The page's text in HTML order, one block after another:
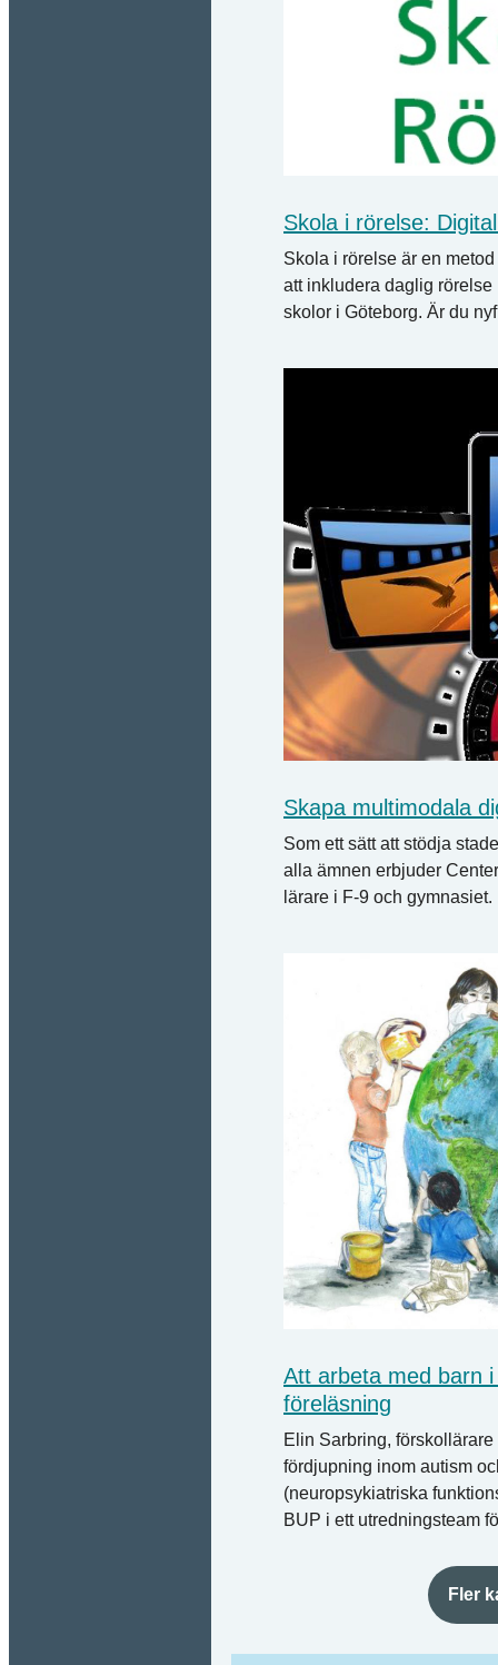
Skola i rörelse:
Skola i rörelse är en
att inkludera daglig
skolor i Göteborg. Är du
Skapa multimodala
Som ett sätt att stödja
alla ämnen erbjuder
lärare i F-9 och gymnasiet.
Att arbeta med barn
föreläsning
Elin Sarbring,
fördjupning inom autism
(neuropsykiatriska
BUP i ett utredningsteam
Fler